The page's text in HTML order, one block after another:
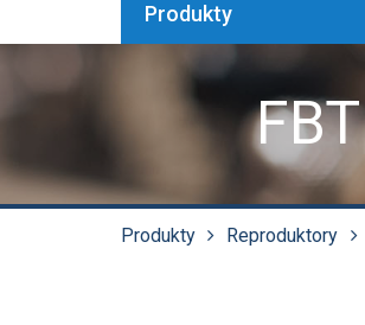
Produkty
Produkty Reproduktory